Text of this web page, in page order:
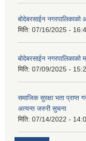
बोदेबरसाईन
मिति: 07/16/2025 -
बोदेबरसाईन नगरपालिकाको
मिति: 07/09/2025 -
समाजिक सुरक्षा भता प्राप्त
अत्यन्त जरुरी सुचना
मिति: 07/14/2022 -